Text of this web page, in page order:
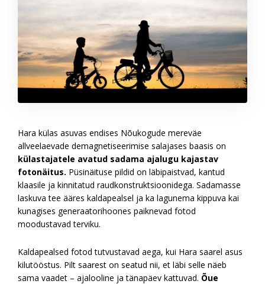
Hara külas asuvas endises Nõukogude mereväe
allveelaevade demagnetiseerimise salajases baasis on
külastajatele avatud sadama ajalugu kajastav
fotonäitus. Püsinäituse pildid on läbipaistvad, kantud
klaasile ja kinnitatud raudkonstruktsioonidega. Sadamasse
laskuva tee ääres kaldapealsel ja ka lagunema kippuva kai
kunagises generaatorihoones paiknevad fotod
moodustavad terviku.
Kaldapealsed fotod tutvustavad aega, kui Hara saarel asus
kilutööstus. Pilt saarest on seatud nii, et läbi selle näeb
sama vaadet – ajalooline ja tänapäev kattuvad. Õue